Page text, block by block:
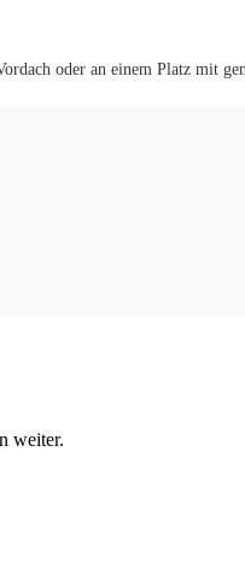
oder an einem Platz mit
weiter.